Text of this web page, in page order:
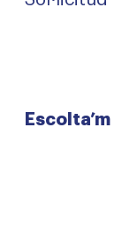
Escolta’m